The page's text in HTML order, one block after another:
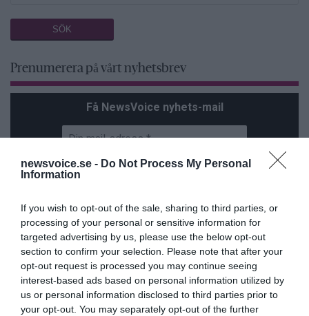
newsvoice.se - Do Not Process My Personal
Information
If you wish to opt-out of the sale, sharing to third parties, or
processing of your personal or sensitive information for
targeted advertising by us, please use the below opt-out
section to confirm your selection. Please note that after your
opt-out request is processed you may continue seeing
interest-based ads based on personal information utilized by
us or personal information disclosed to third parties prior to
your opt-out. You may separately opt-out of the further
Prenumerera på vårt nyhetsbrev
Få NewsVoice nyhets-mail
ANNONSER